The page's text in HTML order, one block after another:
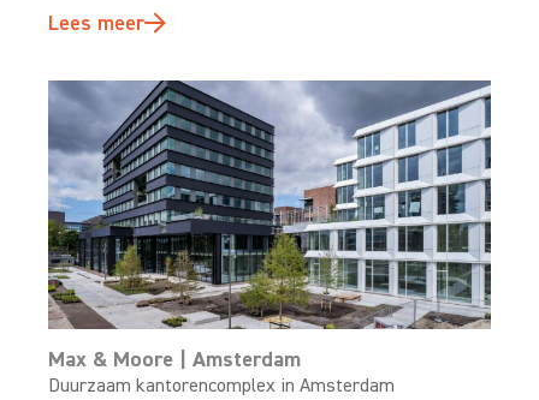
Lees meer
Max & Moore | Amsterdam
Duurzaam kantorencomplex in Amsterdam